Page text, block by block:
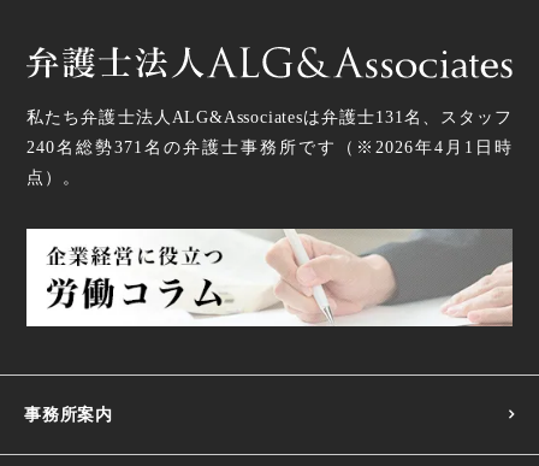
私たち弁護士法人ALG&Associatesは弁護士131名、スタッフ
240名総勢371 名の弁護士事務所です（ ※2026年4月1日時
点 ）。
事務所案内